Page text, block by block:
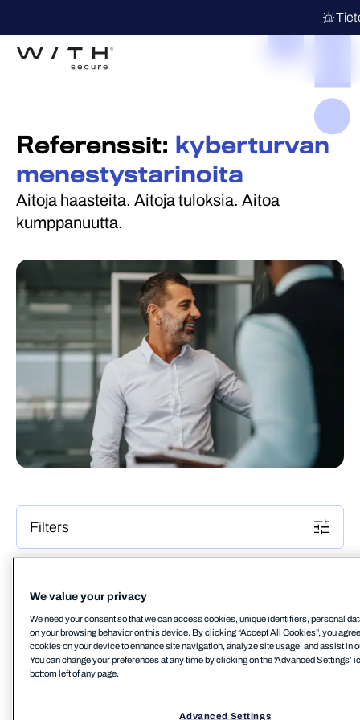
Referenssit: kyberturvan
menestystarinoita
Aitoja haasteita. Aitoja tuloksia. Aitoa
kumppanuutta.
Filters
REFERENSSITARINA
MID-MARKET
ADA Möbelwerke
Lue lisää
We value your privacy
We need your consent so that we can access cookies, unique identifiers, personal
on your browsing behavior on this device. By clicking “Accept All Cookies”, you
cookies on your device to enhance site navigation, analyze site usage, and assist in
You can change your preferences at any time by clicking on the 'Advanced Settings’
bottom left of any page.
Advanced Settings